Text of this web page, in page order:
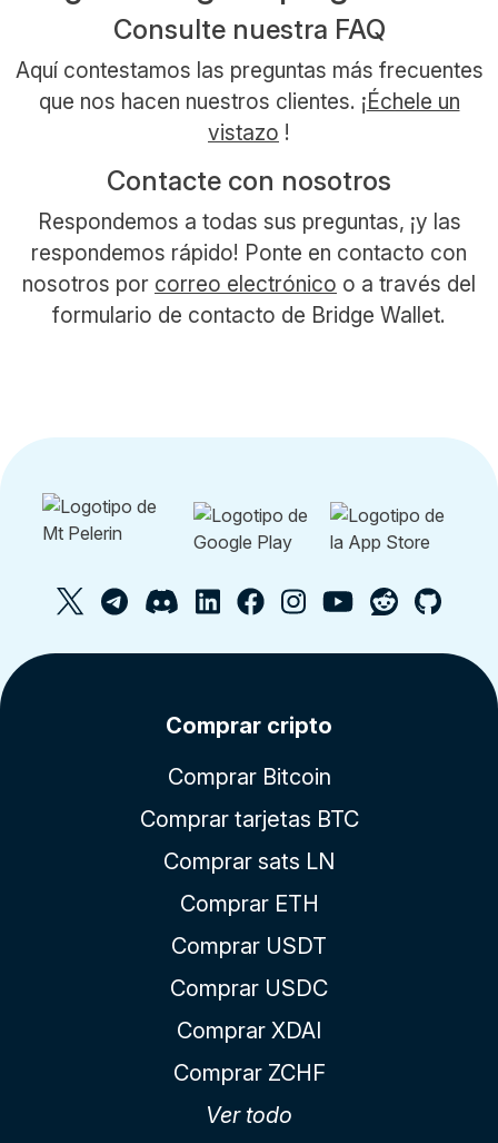
Consulte nuestra FAQ
Aquí contestamos las preguntas más frecuentes
que nos hacen nuestros clientes. ¡Échele un
vistazo !
Contacte con nosotros
Respondemos a todas sus preguntas, ¡y las
respondemos rápido! Ponte en contacto con
nosotros por correo electrónico o a través del
formulario de contacto de Bridge Wallet.
Comprar cripto
Comprar Bitcoin
Comprar tarjetas BTC
Comprar sats LN
Comprar ETH
Comprar USDT
Comprar USDC
Comprar XDAI
Comprar ZCHF
Ver todo